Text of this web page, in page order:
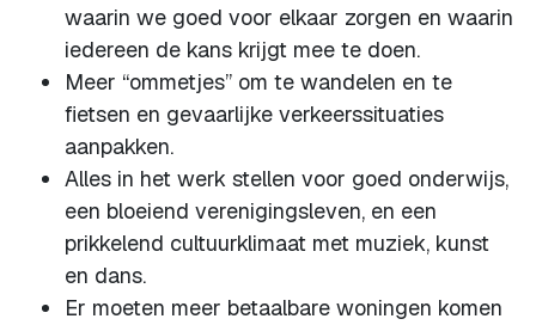
waarin we goed voor elkaar zorgen en waarin
iedereen de kans krijgt mee te doen.
Meer “ommetjes” om te wandelen en te
fietsen en gevaarlijke verkeerssituaties
aanpakken.
Alles in het werk stellen voor goed onderwijs,
een bloeiend verenigingsleven, en een
prikkelend cultuurklimaat met muziek, kunst
en dans.
Er moeten meer betaalbare woningen komen